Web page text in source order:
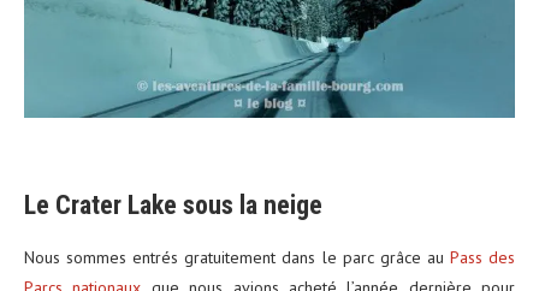
Le Crater Lake sous la neige
Nous sommes entrés gratuitement dans le parc grâce au Pass des